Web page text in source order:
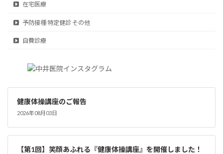
在宅医療
予防接種 特定健診 その他
自費診療
健康体操講座のご報告
2026年08月03日
【第1回】笑顔あふれる『健康体操講座』を開催しました！